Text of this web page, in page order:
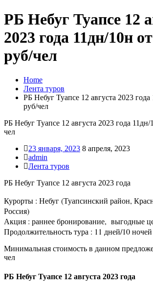
РБ Небуг Туапсе 12
2023 года 11дн/10н
руб/чел
Home
Лента туров
РБ Небуг Туапсе 12 августа 2023
руб/чел
РБ Небуг Туапсе 12 августа 2023 года
чел
23 января, 2023 8 апреля, 2023
admin
Лента туров
РБ Небуг Туапсе 12 августа 2023 года
Курорты : Небуг (Туапсинский район,
Россия)
Акция : раннее бронирование, выгодные
Продолжительность тура : 11 дней/10 ночей
Минимальная стоимость в данном
чел
РБ Небуг Туапсе 12 августа 2023 года